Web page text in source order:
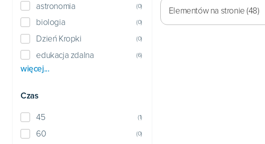
astronomia (0)
biologia (0)
Dzień Kropki (0)
edukacja zdalna (6)
więcej...
Czas
45 (1)
60 (0)
Elementów na stronie (48)